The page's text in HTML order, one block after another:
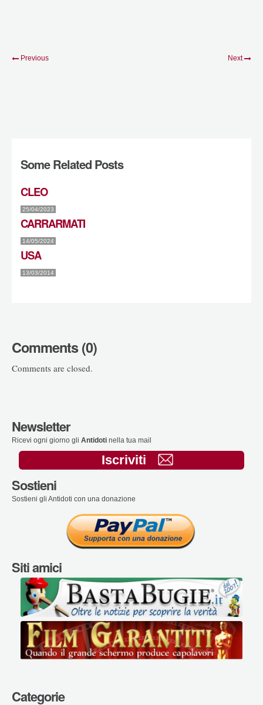
Previous Next
Some Related Posts
CLEO
25/04/2023
CARRARMATI
14/05/2024
USA
13/03/2014
Comments (0)
Comments are closed.
Newsletter
Ricevi ogni giorno gli Antidoti nella tua mail
Iscriviti
Sostieni
Sostieni gli Antidoti con una donazione
Siti amici
Categorie